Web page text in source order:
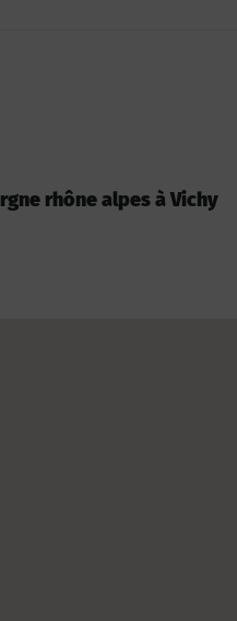
rhône alpes à Vichy